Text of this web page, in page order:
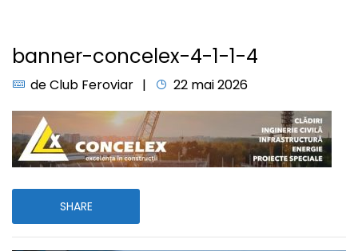
banner-concelex-4-1-1-4
deClub Feroviar 22 mai 2026
SHARE